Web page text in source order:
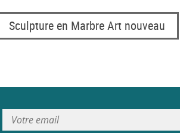
Sculpture en Marbre Art nouveau